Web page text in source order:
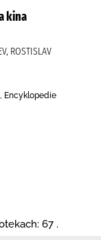
kina
ROSTISLAV
Encyklopedie
67 .